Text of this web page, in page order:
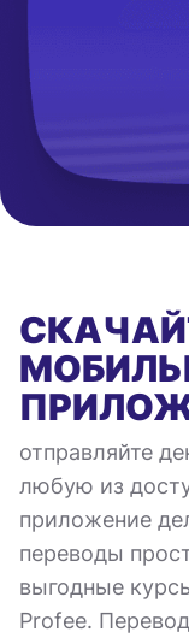
отправляйте
любую из
приложение
переводы
выгодные
Profee.